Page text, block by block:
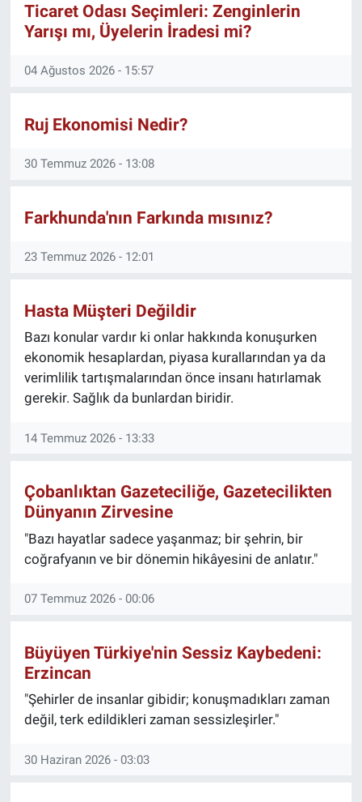
Selçuk Üniversitesi — Kamu Yönetimi
Bölümü Mezunu (2006)
Anadolu Üniversitesi — Adalet Bölümü
Mesleki Deneyim
ardından, son 10 yıldır ticaret alanında
ekonomi politikaları, toplumsal gelişmeler
değerlendirmelere güçlü bir perspektif
çalışma anlayışını, ticaret hayatında
edindiği saha deneyimiyle birleştirerek;
siyaset, ekonomi ve toplumsal meseleler
üzerine analizler kaleme almaktadır.
Yazılarında sade, anlaşılır ve çözüm odaklı
bir üslup benimsemektedir.
İlgi Alanları
Ticaret
Ekonomi
Köşe Yazarlığı Vizyonu
Toplumsal olayları objektif ve analitik bir
ve ticaret alanlarında okuyucuya farklı
yorumlayarak kamuoyuna katkı sağlamayı
amaçlamaktadır.
Ticaret Odası Seçimleri: Zenginlerin
Yarışı mı, Üyelerin İradesi mi?
04 Ağustos 2026 - 15:57
Ruj Ekonomisi Nedir?
30 Temmuz 2026 - 13:08
Farkhunda'nın Farkında mısınız?
23 Temmuz 2026 - 12:01
Hasta Müşteri Değildir
Bazı konular vardır ki onlar hakkında konuşurken
ekonomik hesaplardan, piyasa kurallarından ya da
verimlilik tartışmalarından önce insanı hatırlamak
gerekir. Sağlık da bunlardan biridir.
14 Temmuz 2026 - 13:33
Çobanlıktan Gazeteciliğe, Gazetecilikten
Dünyanın Zirvesine
"Bazı hayatlar sadece yaşanmaz; bir şehrin, bir
coğrafyanın ve bir dönemin hikâyesini de anlatır."
07 Temmuz 2026 - 00:06
Büyüyen Türkiye'nin Sessiz Kaybedeni:
Erzincan
"Şehirler de insanlar gibidir; konuşmadıkları zaman
değil, terk edildikleri zaman sessizleşirler."
30 Haziran 2026 - 03:03
KÜLTÜR-SANAT
Yerel Haber